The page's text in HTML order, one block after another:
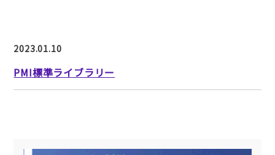
2023.01.10
PMI標準ライブラリー